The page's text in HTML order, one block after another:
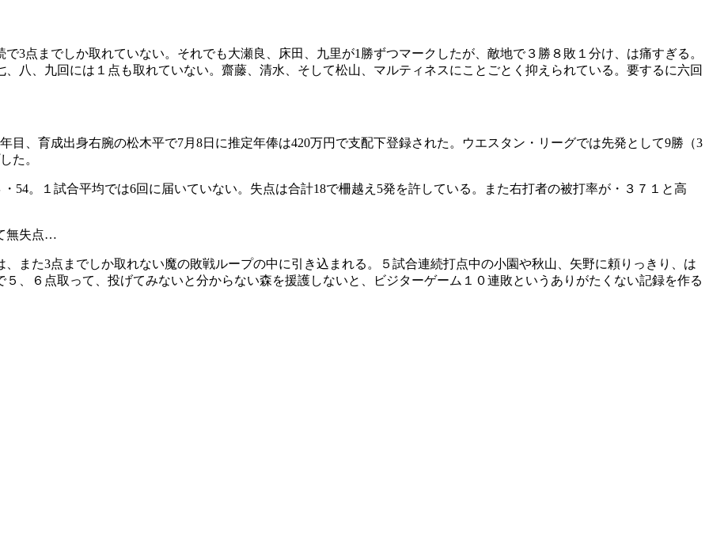
3点までしか取れていない。それでも大瀬良、床田、九里が1勝ずつマークしたが、敵地で３勝８敗１分け、は痛すぎる。
八、九回には１点も取れていない。齋藤、清水、そして松山、マルティネスにことごとく抑えられている。要するに六回
目、育成出身右腕の松木平で7月8日に推定年俸は420万円で支配下登録された。ウエスタン・リーグでは先発として9勝（3
た。
54。１試合平均では6回に届いていない。失点は合計18で柵越え5発を許している。また右打者の被打率が・３７１と高
無失点…
また3点までしか取れない魔の敗戦ループの中に引き込まれる。５試合連続打点中の小園や秋山、矢野に頼りっきり、は
、６点取って、投げてみないと分からない森を援護しないと、ビジターゲーム１０連敗というありがたくない記録を作る